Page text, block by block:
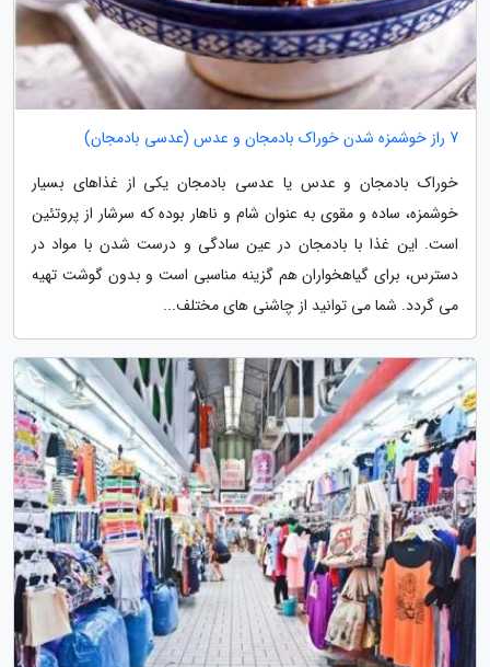
7 راز خوشمزه شدن خوراک بادمجان و عدس (عدسی بادمجان)
خوراک بادمجان و عدس یا عدسی بادمجان یکی از غذاهای بسیار
خوشمزه، ساده و مقوی به عنوان شام و ناهار بوده که سرشار از پروتئین
است. این غذا با بادمجان در عین سادگی و درست شدن با مواد در
دسترس، برای گیاهخواران هم گزینه مناسبی است و بدون گوشت تهیه
می گردد. شما می توانید از چاشنی های مختلف...